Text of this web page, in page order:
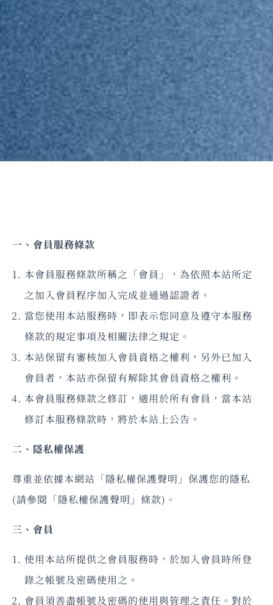
一、會員服務條款
本會員服務條款所稱之「會員」，為依照本站所定
之加入會員程序加入完成並通過認證者。
當您使用本站服務時，即表示您同意及遵守本服務
條款的規定事項及相關法律之規定。
本站保留有審核加入會員資格之權利，另外已加入
會員者，本站亦保留有解除其會員資格之權利。
本會員服務條款之修訂，適用於所有會員，當本站
修訂本服務條款時，將於本站上公告。
二、隱私權保護
尊重並依據本網站「隱私權保護聲明」保護您的隱私
(請參閱「隱私權保護聲明」條款)。
三、會員
使用本站所提供之會員服務時，於加入會員時所登
錄之帳號及密碼使用之。
會員須善盡帳號及密碼的使用與管理之責任。對於